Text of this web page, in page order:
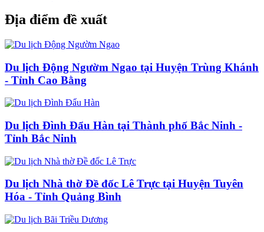
Địa điểm đề xuất
Du lịch Động Ngườm Ngao tại Huyện Trùng Khánh
- Tỉnh Cao Bằng
Du lịch Đình Đẩu Hàn tại Thành phố Bắc Ninh -
Tỉnh Bắc Ninh
Du lịch Nhà thờ Đề đốc Lê Trực tại Huyện Tuyên
Hóa - Tỉnh Quảng Bình